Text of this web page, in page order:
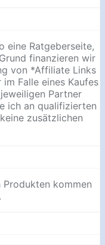
eine Ratgeberseite,
finanzieren wir
von *Affiliate Links
Falle eines Kaufes
Partner
ich an qualifizierten
zusätzlichen
kommen